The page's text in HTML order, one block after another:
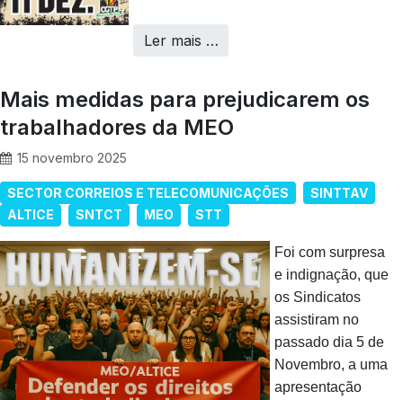
Ler mais …
Mais medidas para prejudicarem os
trabalhadores da MEO
15 novembro 2025
SECTOR CORREIOS E TELECOMUNICAÇÕES
SINTTAV
ALTICE
SNTCT MEO STT
Foi com surpresa
e indignação, que
os Sindicatos
assistiram no
passado dia 5 de
Novembro, a uma
apresentação